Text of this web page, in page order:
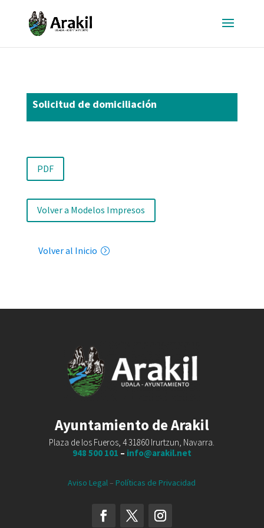
Solicitud de domiciliación
PDF
Volver a Modelos Impresos
Volver al Inicio
Ayuntamiento de Arakil
Plaza de los Fueros, 4 31860 Irurtzun, Navarra.
948 500 101 – info@arakil.net
Aviso Legal– Políticas de Privacidad